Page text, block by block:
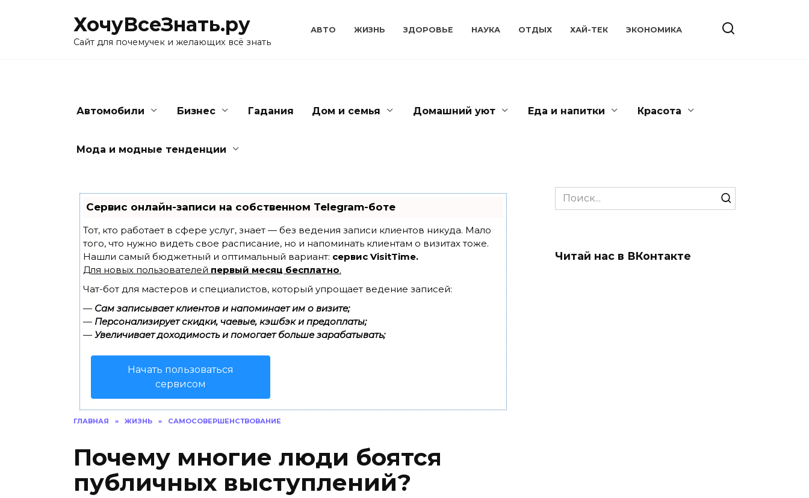
ХочуВсеЗнать.ру
Сайт для почемучек и желающих всё знать
АВТО ЖИЗНЬ ЗДОРОВЬЕ НАУКА ОТДЫХ ХАЙ-ТЕК ЭКОНОМИКА
Автомобили Бизнес Гадания Дом и семья Домашний уют Еда и напитки Красота
Мода и модные тенденции
Сервис онлайн-записи на собственном Telegram-боте
Тот, кто работает в сфере услуг, знает — без ведения записи клиентов никуда. Мало
того, что нужно видеть свое расписание, но и напоминать клиентам о визитах тоже.
Нашли самый бюджетный и оптимальный вариант: сервис VisitTime.
Для новых пользователей первый месяц бесплатно.
Чат-бот для мастеров и специалистов, который упрощает ведение записей:
— Сам записывает клиентов и напоминает им о визите;
— Персонализирует скидки, чаевые, кэшбэк и предоплаты;
— Увеличивает доходимость и помогает больше зарабатывать;
Начать пользоваться
сервисом
ГЛАВНАЯ » ЖИЗНЬ » САМОСОВЕРШЕНСТВОВАНИЕ
Почему многие люди боятся
публичных выступлений?
Search
for:
Читай нас в ВКонтакте